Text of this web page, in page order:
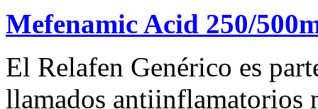
Mefenamic Acid 250/
El Relafen Genérico es
llamados antiinflamatorios